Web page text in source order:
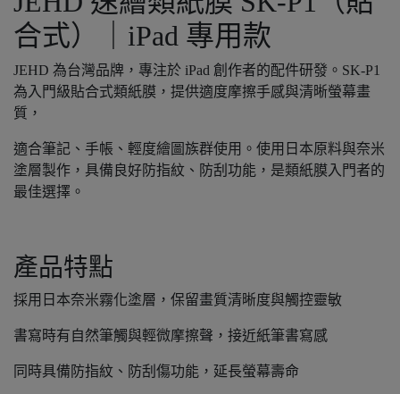
合式）｜iPad 專用款
JEHD 為台灣品牌，專注於 iPad 創作者的配件研發。SK-P1
為入門級貼合式類紙膜，提供適度摩擦手感與清晰螢幕畫
質，
適合筆記、手帳、輕度繪圖族群使用。使用日本原料與奈米
塗層製作，具備良好防指紋、防刮功能，是類紙膜入門者的
最佳選擇。
產品特點
採用日本奈米霧化塗層，保留畫質清晰度與觸控靈敏
書寫時有自然筆觸與輕微摩擦聲，接近紙筆書寫感
同時具備防指紋、防刮傷功能，延長螢幕壽命